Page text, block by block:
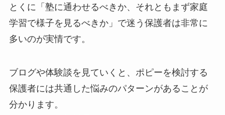
とくに「塾に通わせるべきか、それともまず家庭
学習で様子を見るべきか」で迷う保護者は非常に
多いのが実情です。
ブログや体験談を見ていくと、ポピーを検討する
保護者には共通した悩みのパターンがあることが
分かります。